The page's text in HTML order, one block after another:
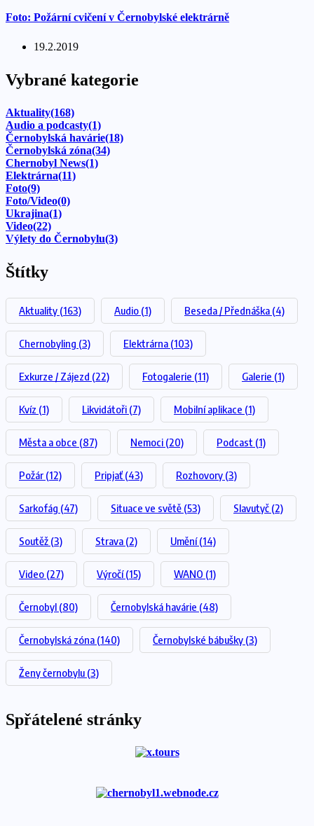
Foto: Požární cvičení v Černobylské elektrárně
19.2.2019
Vybrané kategorie
Aktuality(168)
Audio a podcasty(1)
Černobylská havárie(18)
Černobylská zóna(34)
Chernobyl News(1)
Elektrárna(11)
Foto(9)
Foto/Video(0)
Ukrajina(1)
Video(22)
Výlety do Černobylu(3)
Štítky
Aktuality (163) Audio (1) Beseda / Přednáška (4)
Chernobyling (3) Elektrárna (103)
Exkurze / Zájezd (22) Fotogalerie (11) Galerie (1)
Kvíz (1) Likvidátoři (7) Mobilní aplikace (1)
Města a obce (87) Nemoci (20) Podcast (1)
Požár (12) Pripjať (43) Rozhovory (3)
Sarkofág (47) Situace ve světě (53) Slavutyč (2)
Soutěž (3) Strava (2) Umění(14)
Video (27) Výročí(15) WANO (1)
Černobyl (80) Černobylská havárie (48)
Černobylská zóna (140) Černobylské bábušky (3)
Ženy černobylu (3)
Spřátelené stránky